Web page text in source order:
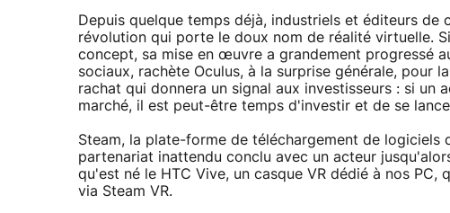
Depuis quelque temps déjà, industriels et éditeurs
révolution qui porte le doux nom de réalité virtuelle.
concept, sa mise en œuvre a grandement progressé
sociaux, rachète Oculus, à la surprise générale, pour
rachat qui donnera un signal aux investisseurs : si un
marché, il est peut-être temps d'investir et de se
Steam, la plate-forme de téléchargement de logiciels
partenariat inattendu conclu avec un acteur
qu'est né le HTC Vive, un casque VR dédié à nos
via Steam VR.